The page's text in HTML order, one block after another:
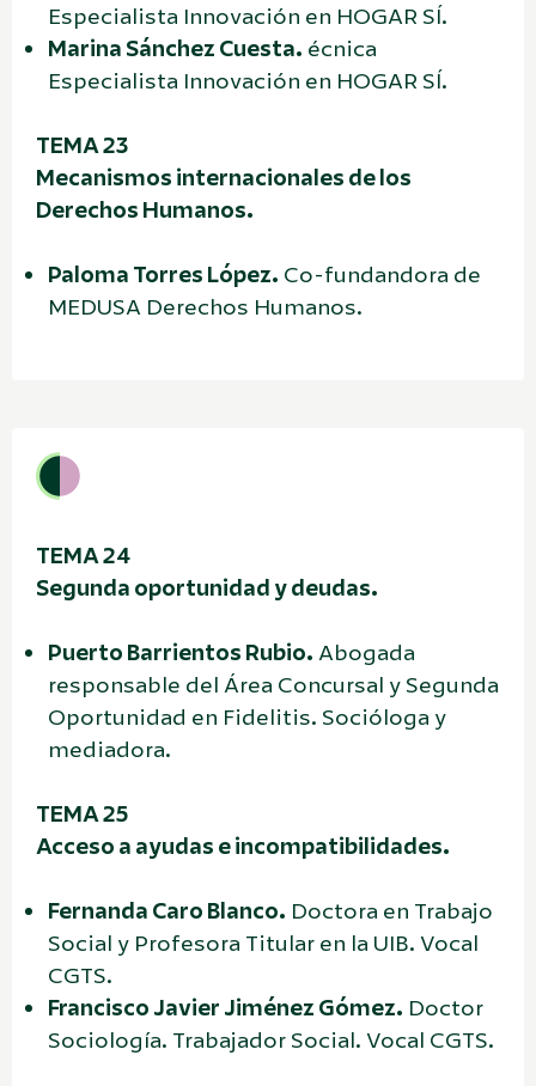
Especialista Innovación en HOGAR SÍ.
Marina Sánchez Cuesta. écnica
Especialista Innovación en HOGAR SÍ.
TEMA 23
Mecanismos internacionales de los
Derechos Humanos.
Paloma Torres López. Co-fundandora de
MEDUSA Derechos Humanos.
TEMA 24
Segunda oportunidad y deudas.
Puerto Barrientos Rubio. Abogada
responsable del Área Concursal y Segunda
Oportunidad en Fidelitis. Socióloga y
mediadora.
TEMA 25
Acceso a ayudas e incompatibilidades.
Fernanda Caro Blanco. Doctora en Trabajo
Social y Profesora Titular en la UIB. Vocal
CGTS.
Francisco Javier Jiménez Gómez. Doctor
Sociología. Trabajador Social. Vocal CGTS.